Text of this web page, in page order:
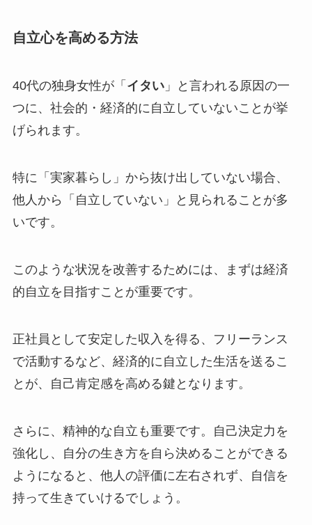
自立心を高める方法
40代の独身女性が「 イタい」と言われる原因の一
つに、社会的・経済的に自立していないことが挙
げられます。
特に「実家暮らし」から抜け出していない場合、
他人から「自立していない」と見られることが多
いです。
このような状況を改善するためには、まずは経済
的自立を目指すことが重要です。
正社員として安定した収入を得る、フリーランス
で活動するなど、経済的に自立した生活を送るこ
とが、自己肯定感を高める鍵となります​。
さらに、精神的な自立も重要です。自己決定力を
強化し、自分の生き方を自ら決めることができる
ようになると、他人の評価に左右されず、自信を
持って生きていけるでしょう​ 。